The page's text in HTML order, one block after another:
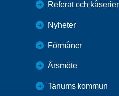
Referat och kåserier
Nyheter
Förmåner
Årsmöte
Tanums kommun